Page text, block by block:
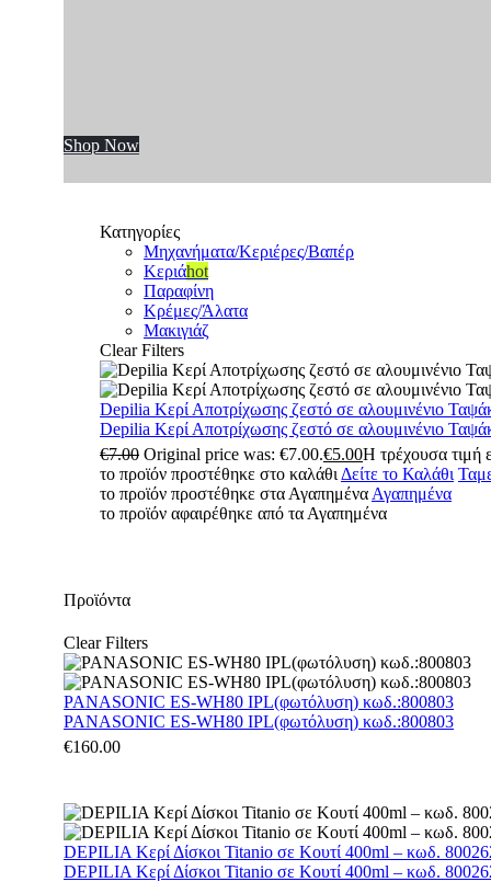
Shop Now
Κατηγορίες
Μηχανήματα/Κεριέρες/Βαπέρ
Κεριάhot
Παραφίνη
Κρέμες/Άλατα
Μακιγιάζ
Clear Filters
Depilia Κερί Αποτρίχωσης ζεστό σε αλουμινένιο
Depilia Κερί Αποτρίχωσης ζεστό σε αλουμινένιο
€7.00 Original price was: €7.00.€5.00Η τρέχουσα τιμή
το προϊόν προστέθηκε στο καλάθι Δείτε το Καλάθι
το προϊόν προστέθηκε στα Αγαπημένα Αγαπημένα
το προϊόν αφαιρέθηκε από τα Αγαπημένα
Προϊόντα
Clear Filters
PANASONIC ES-WH80 IPL(φωτόλυση) κωδ.:800803
PANASONIC ES-WH80 IPL(φωτόλυση) κωδ.:800803
€160.00
DEPILIA Κερί Δίσκοι Titanio σε Κουτί 400ml – κωδ.
DEPILIA Κερί Δίσκοι Titanio σε Κουτί 400ml – κωδ.